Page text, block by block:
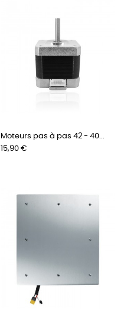
Moteurs pas à pas 42 - 40...
Prix
15,90 €